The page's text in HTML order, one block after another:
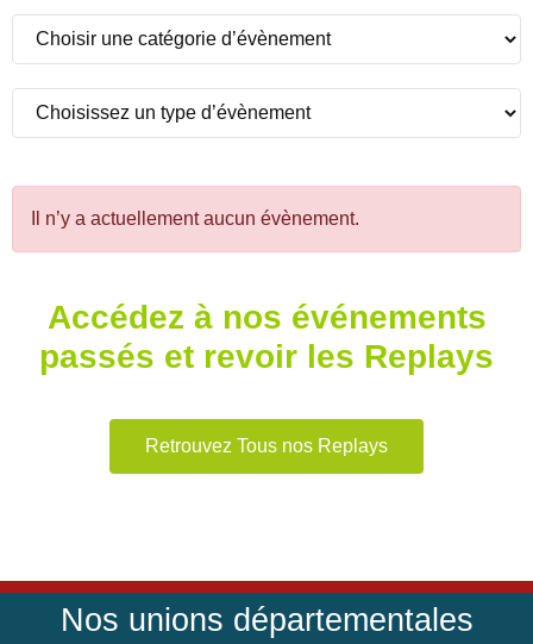
Il n’y a actuellement aucun évènement.
Accédez à nos événements
passés et revoir les Replays
Retrouvez Tous nos Replays
Nos unions départementales